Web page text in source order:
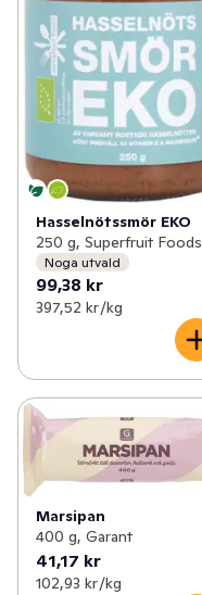
Hasselnötssmör EKO
250 g, Superfruit Foods
Noga utvald
99,38 kr
397,52 kr /kg
Marsipan
400 g, Garant
41,17 kr
102,93 kr /kg